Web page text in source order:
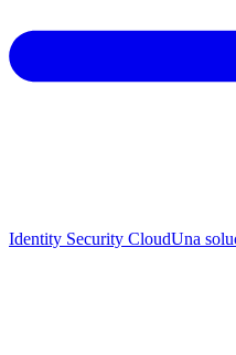
Identity Security CloudUna